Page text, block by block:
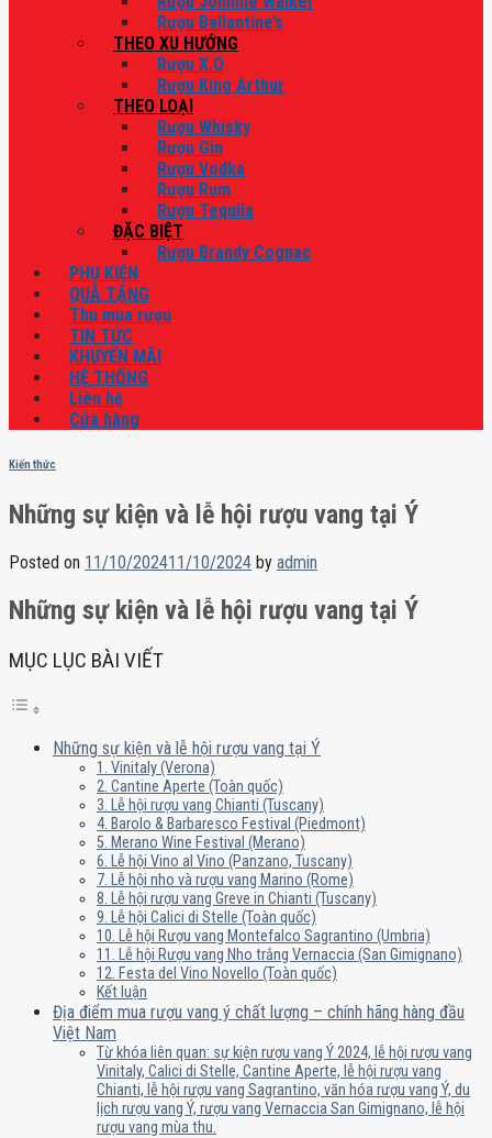
Rượu Ballantine’s
THEO XU HƯỚNG
Rượu X.O
Rượu King Arthur
THEO LOẠI
Rượu Whisky
Rượu Gin
Rượu Vodka
Rượu Rum
Rượu Tequila
ĐẶC BIỆT
Rượu Brandy Cognac
PHỤ KIỆN
QUÀ TẶNG
Thu mua rượu
TIN TỨC
KHUYẾN MÃI
HỆ THỐNG
Liên hệ
Cửa hàng
Kiến thức
Những sự kiện và lễ hội rượu vang tại Ý
Posted on 11/10/202411/10/2024 by admin
Những sự kiện và lễ hội rượu vang tại Ý
MỤC LỤC BÀI VIẾT
Những sự kiện và lễ hội rượu vang tại Ý
1. Vinitaly (Verona)
2. Cantine Aperte (Toàn quốc)
3. Lễ hội rượu vang Chianti (Tuscany)
4. Barolo & Barbaresco Festival (Piedmont)
5. Merano Wine Festival (Merano)
6. Lễ hội Vino al Vino (Panzano, Tuscany)
7. Lễ hội nho và rượu vang Marino (Rome)
8. Lễ hội rượu vang Greve in Chianti (Tuscany)
9. Lễ hội Calici di Stelle (Toàn quốc)
10. Lễ hội Rượu vang Montefalco Sagrantino (Umbria)
11. Lễ hội Rượu vang Nho trắng Vernaccia (San Gimignano)
12. Festa del Vino Novello (Toàn quốc)
Kết luận
Địa điểm mua rượu vang ý chất lượng – chính hãng hàng đầu
Việt Nam
Từ khóa liên quan: sự kiện rượu vang Ý 2024, lễ hội rượu vang
Vinitaly, Calici di Stelle, Cantine Aperte, lễ hội rượu vang
Chianti, lễ hội rượu vang Sagrantino, văn hóa rượu vang Ý, du
lịch rượu vang Ý, rượu vang Vernaccia San Gimignano, lễ hội
rượu vang mùa thu.